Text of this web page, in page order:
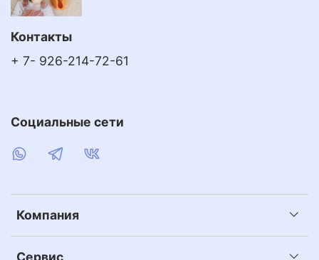
Компания
Сервис
Контакты
+ 7- 926-214-72-61
Социальные сети